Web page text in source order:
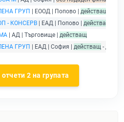
ГРУП | ЕООД | Попово | действащ
- КОНСЕРВ | ЕАД | Попово | действащ
| АД | Търговище | действащ
ГРУП
| ЕАД | София | действащ -
2 на групата